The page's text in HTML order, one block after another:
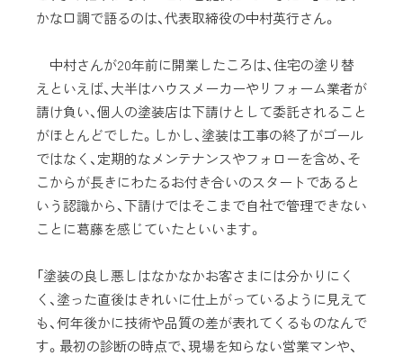
かな口調で語るのは、代表取締役の中村英行さん。
中村さんが20年前に開業したころは、住宅の塗り替
えといえば、大半はハウスメーカーやリフォーム業者が
請け負い、個人の塗装店は下請けとして委託されること
がほとんどでした。しかし、塗装は工事の終了がゴール
ではなく、定期的なメンテナンスやフォローを含め、そ
こからが長きにわたるお付き合いのスタートであると
いう認識から、下請けではそこまで自社で管理できない
ことに葛藤を感じていたといいます。
「塗装の良し悪しはなかなかお客さまには分かりにく
く、塗った直後はきれいに仕上がっているように見えて
も、何年後かに技術や品質の差が表れてくるものなんで
す。最初の診断の時点で、現場を知らない営業マンや、